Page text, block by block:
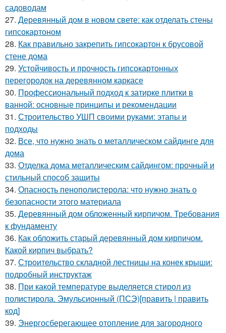
садоводам
27. Деревянный дом в новом свете: как отделать стены
гипсокартоном
28. Как правильно закрепить гипсокартон к брусовой
стене дома
29. Устойчивость и прочность гипсокартонных
перегородок на деревянном каркасе
30. Профессиональный подход к затирке плитки в
ванной: основные принципы и рекомендации
31. Строительство УШП своими руками: этапы и
подходы
32. Все, что нужно знать о металлическом сайдинге для
дома
33. Отделка дома металлическим сайдингом: прочный и
стильный способ защиты
34. Опасность пенополистерола: что нужно знать о
безопасности этого материала
35. Деревянный дом обложенный кирпичом. Требования
к фундаменту
36. Как обложить старый деревянный дом кирпичом.
Какой кирпич выбрать?
37. Строительство складной лестницы на конек крыши:
подробный инструктаж
38. При какой температуре выделяется стирол из
полистирола. Эмульсионный (ПСЭ)[править | править
код]
39. Энергосберегающее отопление для загородного